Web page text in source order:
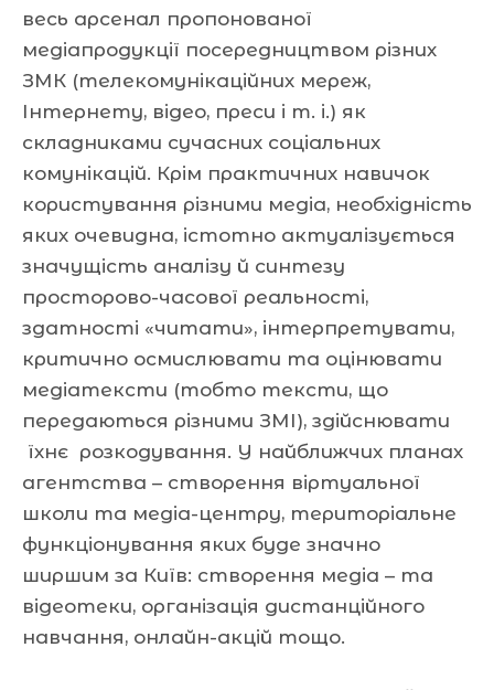
весь арсенал пропонованої
медіапродукції посередництвом різних
ЗМК (телекомунікаційних мереж,
Інтернету, відео, преси і т. і.) як
складниками сучасних соціальних
комунікацій. Крім практичних навичок
користування різними медіа, необхідність
яких очевидна, істотно актуалізується
значущість аналізу й синтезу
просторово-часової реальності,
здатності «читати», інтерпретувати,
критично осмислювати та оцінювати
медіатексти (тобто тексти, що
передаються різними ЗМІ), здійснювати
їхнє розкодування. У найближчих планах
агентства – створення віртуальної
школи та медіа-центру, територіальне
функціонування яких буде значно
ширшим за Київ: створення медіа – та
відеотеки, організація дистанційного
навчання, онлайн-акцій тощо.